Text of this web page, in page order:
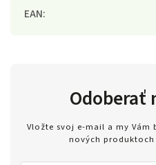
EAN:
Odoberať
Vložte svoj e-mail a my Vám
nových produktoch